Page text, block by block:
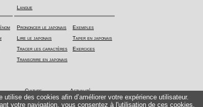
utilise des cookies afin d’améliorer votre expérience utilisateur.
votre navigation, vous consentez à l'utilisation de ces cookies.
Langue
Prononcer le japonais
Lire le japonais
Tracer les caractères
Transcrire en japonais
Exemples
Taper en japonais
Exercices
Culture Actualité